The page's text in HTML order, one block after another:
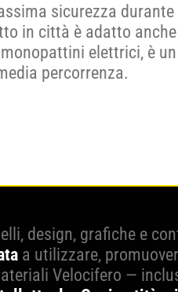
sicurezza
in città è adatto
elettrici, è
percorrenza.
design, grafiche e
a utilizzare,
Velocifero —